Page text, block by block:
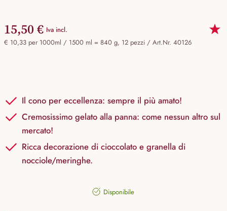
15,50 € Iva incl.
€ 10,33 per 1000ml / 1500 ml = 840 g, 12 pezzi / Art.Nr. 40126
Il cono per eccellenza: sempre il più amato!
Cremosissimo gelato alla panna: come nessun altro sul
mercato!
Ricca decorazione di cioccolato e granella di
nocciole/meringhe.
Disponibile